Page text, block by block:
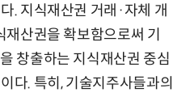
. 지식재산권 거래·자체 개
산권을 확보함으로써 기
창출하는 지식재산권 중심
다. 특히, 기술지주사들과의